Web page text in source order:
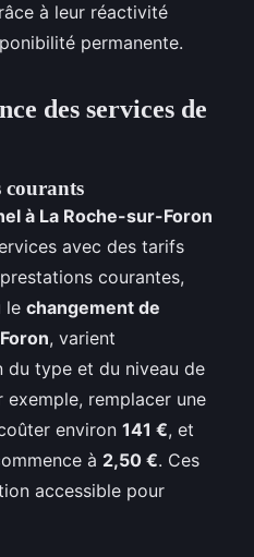
à leur réactivité
permanente.
des services de
courants
à La Roche-sur-Foron
avec des tarifs
courantes,
le changement de
, varient
du type et du niveau de
exemple, remplacer une
environ 141 €, et
à 2,50 €. Ces
accessible pour